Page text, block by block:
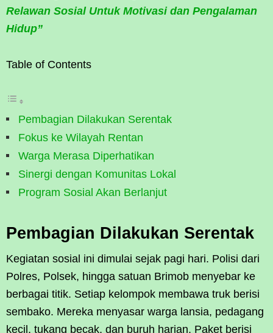
Relawan Sosial Untuk Motivasi dan Pengalaman
Hidup”
Table of Contents
Pembagian Dilakukan Serentak
Fokus ke Wilayah Rentan
Warga Merasa Diperhatikan
Sinergi dengan Komunitas Lokal
Program Sosial Akan Berlanjut
Pembagian Dilakukan Serentak
Kegiatan sosial ini dimulai sejak pagi hari. Polisi dari
Polres, Polsek, hingga satuan Brimob menyebar ke
berbagai titik. Setiap kelompok membawa truk berisi
sembako. Mereka menyasar warga lansia, pedagang
kecil, tukang becak, dan buruh harian. Paket berisi